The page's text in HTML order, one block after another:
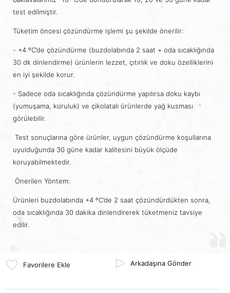
test edilmiştir.
Tüketim öncesi çözündürme işlemi şu şekilde önerilir:
- +4 ºC’de çözündürme (buzdolabında 2 saat + oda sıcaklığında
30 dk dinlendirme) ürünlerin lezzet, çıtırlık ve doku özelliklerini
en iyi şekilde korur.
- Sadece oda sıcaklığında çözündürme yapılırsa doku kaybı
(yumuşama, kuruluk) ve çikolatalı ürünlerde yağ kusması
görülebilir.
Test sonuçlarına göre ürünler, uygun çözündürme koşullarına
uyulduğunda 30 güne kadar kalitesini büyük ölçüde
koruyabilmektedir.
Önerilen Yöntem:
Ürünleri buzdolabında +4 ºC’de 2 saat çözündürdükten sonra,
oda sıcaklığında 30 dakika dinlendirerek tüketmeniz tavsiye
edilir.
Favorilere Ekle Arkadaşına Gönder